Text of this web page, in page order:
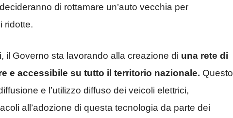
di rottamare un’auto vecchia per
ridotte.
il Governo sta lavorando alla creazione di una rete di
e accessibile su tutto il territorio nazionale. Questo
e l’utilizzo diffuso dei veicoli elettrici,
all’adozione di questa tecnologia da parte dei